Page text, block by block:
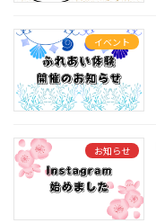
イベント
お知らせ